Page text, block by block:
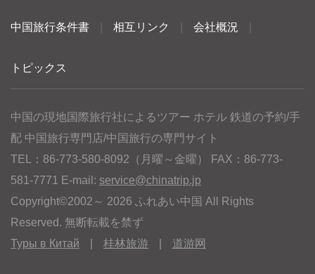
中国旅行条件書 相互リンク 会社概況
トピックス
中国の現地国際旅行社によるツアー ホテル 鉄道の予約/手
配 中国旅行専門店/中国旅行の専門サイト
TEL：86-773-580-8092（月曜～金曜） FAX：86-773-
581-7771 E-mail: service@chinatrip.jp
Copyright©2002～ 2026 ふれあい中国 All Rights
Reserved. 無断転載を禁ず
Туры в Китай
桂林旅游 道游网